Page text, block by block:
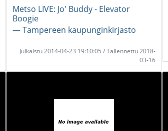
Metso LIVE: Jo' Buddy - Elevator
Boogie
― Tampereen kaupunginkirjasto
Julkaistu 2014-04-23 19:10:05 / Tallennettu 2018-
03-16